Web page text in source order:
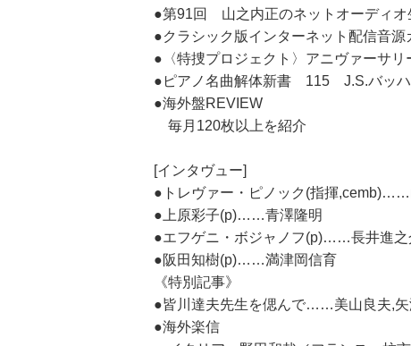
●第91回 山之内正のネットオーディ
●クラシック版インターネット配信音
●〈特捜プロジェクト〉アニヴァーサ
●ピアノ名曲解体新書 115 J.S.バッ
●海外盤REVIEW
毎月120枚以上を紹介
[インタヴュー]
●トレヴァー・ピノック(指揮,cemb)……
●上原彩子(p)……青澤隆明
●エフゲニ・ボジャノフ(p)……長井進之
●阪田知樹(p)……満津岡信育
《特別記事》
●皆川達夫先生を偲んで……美山良夫,矢
●海外楽信